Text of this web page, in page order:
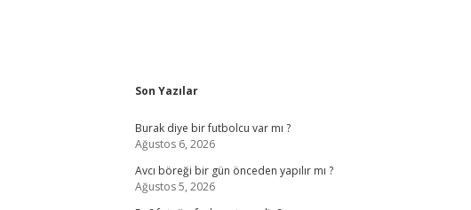
Sidebar
Son Yazılar
Burak diye bir futbolcu var mı ?
Ağustos 6, 2026
Avcı böreği bir gün önceden yapılır mı ?
Ağustos 5, 2026